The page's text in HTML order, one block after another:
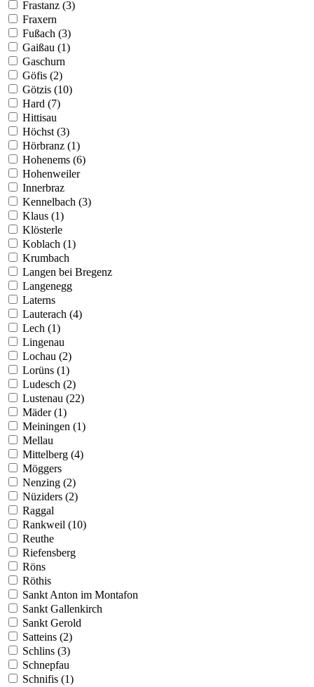
Frastanz (3)
Fraxern
Fußach (3)
Gaißau (1)
Gaschurn
Göfis (2)
Götzis (10)
Hard (7)
Hittisau
Höchst (3)
Hörbranz (1)
Hohenems (6)
Hohenweiler
Innerbraz
Kennelbach (3)
Klaus (1)
Klösterle
Koblach (1)
Krumbach
Langen bei Bregenz
Langenegg
Laterns
Lauterach (4)
Lech (1)
Lingenau
Lochau (2)
Lorüns (1)
Ludesch (2)
Lustenau (22)
Mäder (1)
Meiningen (1)
Mellau
Mittelberg (4)
Möggers
Nenzing (2)
Nüziders (2)
Raggal
Rankweil (10)
Reuthe
Riefensberg
Röns
Röthis
Sankt Anton im Montafon
Sankt Gallenkirch
Sankt Gerold
Satteins (2)
Schlins (3)
Schnepfau
Schnifis (1)